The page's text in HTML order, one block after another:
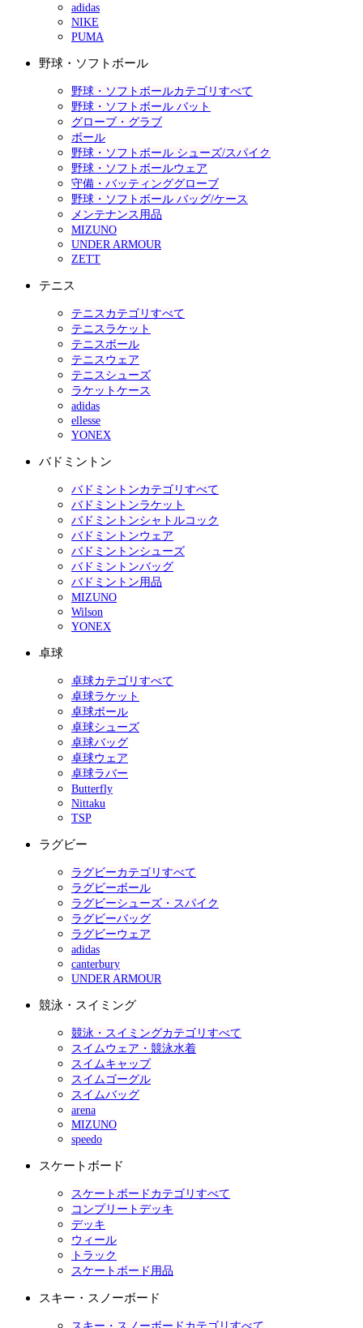
adidas
NIKE
PUMA
野球・ソフトボール
野球・ソフトボールカテゴリすべて
野球・ソフトボール バット
グローブ・グラブ
ボール
野球・ソフトボール シューズ/スパイク
野球・ソフトボールウェア
守備・バッティンググローブ
野球・ソフトボール バッグ/ケース
メンテナンス用品
MIZUNO
UNDER ARMOUR
ZETT
テニス
テニスカテゴリすべて
テニスラケット
テニスボール
テニスウェア
テニスシューズ
ラケットケース
adidas
ellesse
YONEX
バドミントン
バドミントンカテゴリすべて
バドミントンラケット
バドミントンシャトルコック
バドミントンウェア
バドミントンシューズ
バドミントンバッグ
バドミントン用品
MIZUNO
Wilson
YONEX
卓球
卓球カテゴリすべて
卓球ラケット
卓球ボール
卓球シューズ
卓球バッグ
卓球ウェア
卓球ラバー
Butterfly
Nittaku
TSP
ラグビー
ラグビーカテゴリすべて
ラグビーボール
ラグビーシューズ・スパイク
ラグビーバッグ
ラグビーウェア
adidas
canterbury
UNDER ARMOUR
競泳・スイミング
競泳・スイミングカテゴリすべて
スイムウェア・競泳水着
スイムキャップ
スイムゴーグル
スイムバッグ
arena
MIZUNO
speedo
スケートボード
スケートボードカテゴリすべて
コンプリートデッキ
デッキ
ウィール
トラック
スケートボード用品
スキー・スノーボード